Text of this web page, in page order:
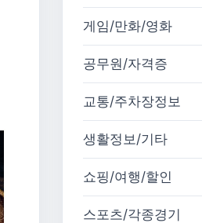
게임/만화/영화
공무원/자격증
교통/주차장정보
생활정보/기타
쇼핑/여행/할인
스포츠/각종경기